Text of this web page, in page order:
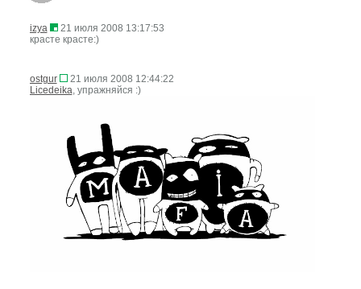
izya
21 июля 2008 13:17:53
красте красте:)
ostgur
21 июля 2008 12:44:22
Licedeika , упражняйся :)